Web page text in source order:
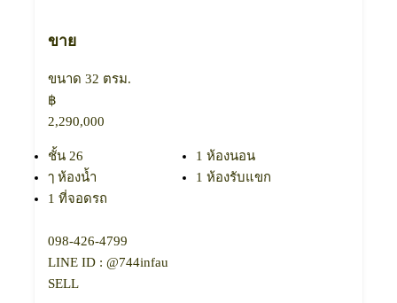
ขาย
ขนาด 32 ตรม.
฿
2,290,000
ชั้น 26
1 ห้องนอน
ๅ ห้องน้ำ
1 ห้องรับแขก
1 ที่จอดรถ
098-426-4799​
LINE ID : @744infau
SELL